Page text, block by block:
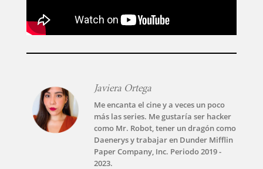
Javiera Ortega
Me encanta el cine y a veces un poco
más las series. Me gustaría ser hacker
como Mr. Robot, tener un dragón como
Daenerys y trabajar en Dunder Mifflin
Paper Company, Inc. Periodo 2019 -
2023.